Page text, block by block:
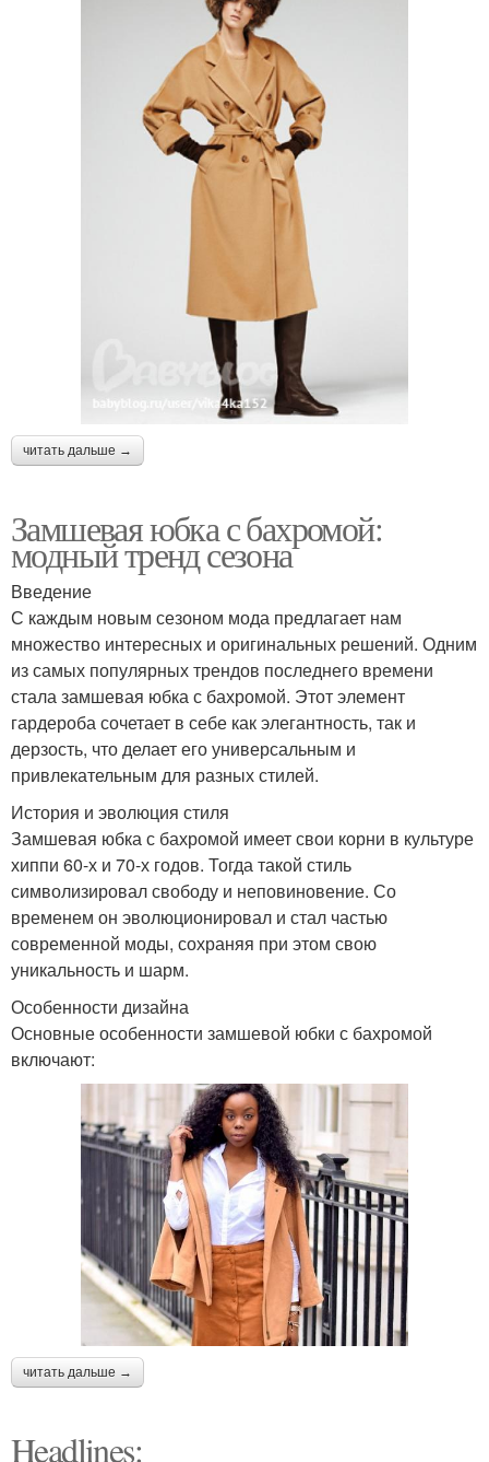
читать дальше →
Замшевая юбка с бахромой:
модный тренд сезона
Введение
С каждым новым сезоном мода предлагает нам
множество интересных и оригинальных решений. Одним
из самых популярных трендов последнего времени
стала замшевая юбка с бахромой. Этот элемент
гардероба сочетает в себе как элегантность, так и
дерзость, что делает его универсальным и
привлекательным для разных стилей.
История и эволюция стиля
Замшевая юбка с бахромой имеет свои корни в культуре
хиппи 60-х и 70-х годов. Тогда такой стиль
символизировал свободу и неповиновение. Со
временем он эволюционировал и стал частью
современной моды, сохраняя при этом свою
уникальность и шарм.
Особенности дизайна
Основные особенности замшевой юбки с бахромой
включают:
читать дальше →
Headlines: